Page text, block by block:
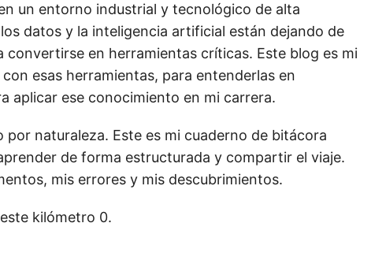
un entorno industrial y tecnológico de alta
datos y la inteligencia artificial están dejando de
en herramientas críticas. Este blog es mi
esas herramientas, para entenderlas en
aplicar ese conocimiento en mi carrera.
por naturaleza. Este es mi cuaderno de bitácora
de forma estructurada y compartir el viaje.
mis errores y mis descubrimientos.
kilómetro 0.